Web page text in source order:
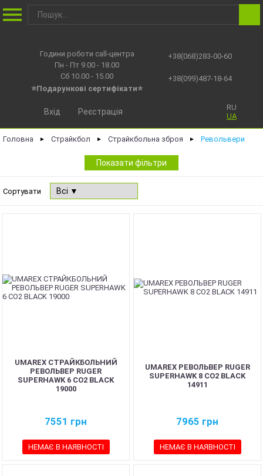
Години роботи call-центра
Пн - Пт 9.00 - 18.00
Сб 10.00 - 15.00
⭐Подарункові сертифікати⭐
+38(068)283-00-60
+38(099)487-18-64
RU
UA
Вхід Реєстрація
Головна ► Страйкбол ► Страйкбольна зброя ► Револьвери
Показати фільтри
Сортувати
UMAREX СТРАЙКБОЛЬНИЙ
РЕВОЛЬВЕР RUGER
SUPERHAWK 6 CO2 BLACK
19000
7551 грн
НЕМАЄ В НАЯВНОСТІ
UMAREX РЕВОЛЬВЕР RUGER
SUPERHAWK 8 CO2 BLACK
14911
7965 грн
НЕМАЄ В НАЯВНОСТІ